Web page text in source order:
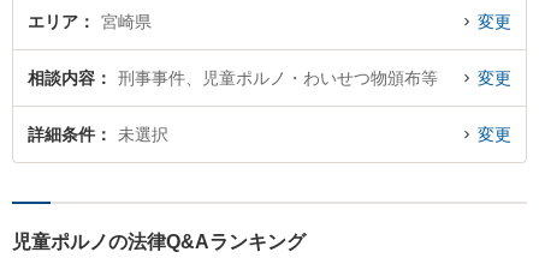
エリア 宮崎県 変更
相談内容 刑事事件、児童ポルノ・わいせつ物頒布等 変更
詳細条件 未選択 変更
児童ポルノの法律Q&Aランキング